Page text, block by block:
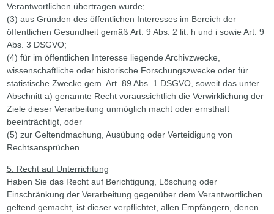
Verantwortlichen übertragen wurde;
(3) aus Gründen des öffentlichen Interesses im Bereich der
öffentlichen Gesundheit gemäß Art. 9 Abs. 2 lit. h und i sowie Art. 9
Abs. 3 DSGVO;
(4) für im öffentlichen Interesse liegende Archivzwecke,
wissenschaftliche oder historische Forschungszwecke oder für
statistische Zwecke gem. Art. 89 Abs. 1 DSGVO, soweit das unter
Abschnitt a) genannte Recht voraussichtlich die Verwirklichung der
Ziele dieser Verarbeitung unmöglich macht oder ernsthaft
beeinträchtigt, oder
(5) zur Geltendmachung, Ausübung oder Verteidigung von
Rechtsansprüchen.
5. Recht auf Unterrichtung
Haben Sie das Recht auf Berichtigung, Löschung oder
Einschränkung der Verarbeitung gegenüber dem Verantwortlichen
geltend gemacht, ist dieser verpflichtet, allen Empfängern, denen